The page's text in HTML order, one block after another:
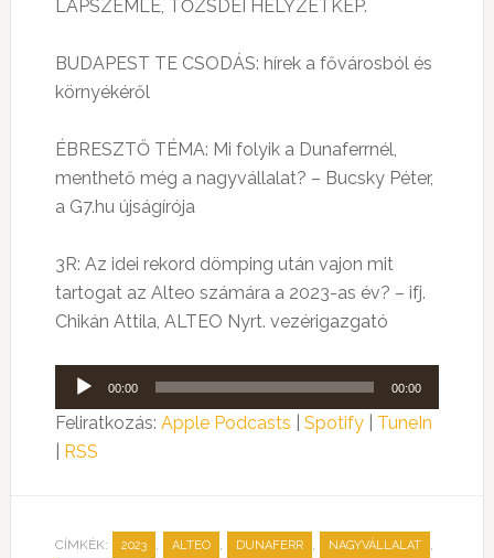
LAPSZEMLE, TŐZSDEI HELYZETKÉP.
BUDAPEST TE CSODÁS: hírek a fővárosból és
környékéről
ÉBRESZTŐ TÉMA: Mi folyik a Dunaferrnél,
menthető még a nagyvállalat? – Bucsky Péter,
a G7.hu újságírója
3R: Az idei rekord dömping után vajon mit
tartogat az Alteo számára a 2023-as év? – ifj.
Chikán Attila, ALTEO Nyrt. vezérigazgató
Audió
lejátszó
00:00 00:00
Feliratkozás: Apple Podcasts Spotify| TuneIn
RSS
CÍMKÉK: 2023 , ALTEO , DUNAFERR , NAGYVÁLLALAT ,